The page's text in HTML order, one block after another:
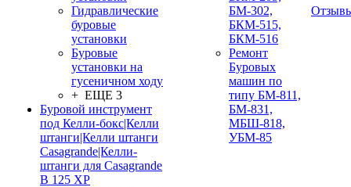
Гидравлические
буровые
установки
Буровые
установки на
гусеничном ходу
+ ЕЩЕ 3
Буровой инструмент
под Келли-бокс|Келли
штанги|Келли штанги
Casagrande|Келли-
штанги для Casagrande
B 125 XP
БМ-302,
БКМ-515,
БКМ-516
Ремонт
Буровых
машин по
типу БМ-811,
БМ-831,
МБШ-818,
УБМ-85